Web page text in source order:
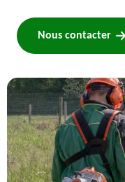
Nous contacter